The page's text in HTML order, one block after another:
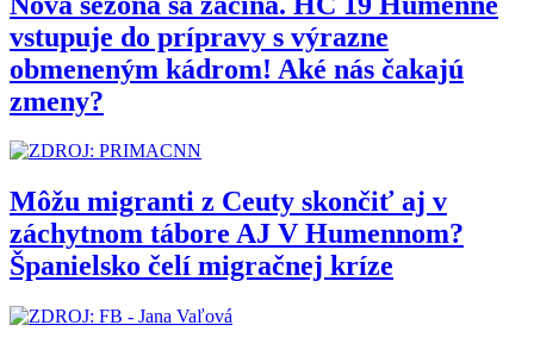
vstupuje do prípravy s výrazne
obmeneným kádrom! Aké nás čakajú
zmeny?
Môžu migranti z Ceuty skončiť aj v
záchytnom tábore AJ V Humennom?
Španielsko čelí migračnej kríze